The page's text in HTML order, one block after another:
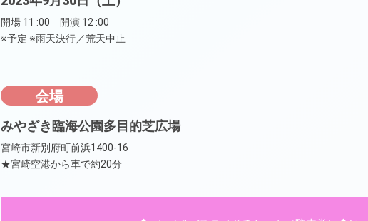
開場 11 :00 開演 12 :00
※予定 ※雨天決行／荒天中止
会場
みやざき臨海公園多目的芝広場
宮崎市新別府町前浜1400-16
★宮崎空港から車で約20分